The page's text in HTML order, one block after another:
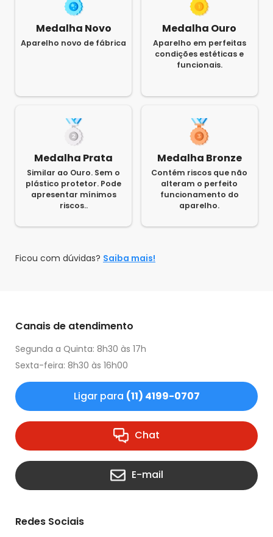
Medalha Novo
Aparelho novo de fábrica
Medalha Ouro
Aparelho em perfeitas
condições estéticas e
funcionais.
Medalha Prata
Similar ao Ouro. Sem o
plástico protetor. Pode
apresentar mínimos
riscos..
Medalha Bronze
Contém riscos que não
alteram o perfeito
funcionamento do
aparelho.
Ficou com dúvidas? Saiba mais!
Canais de atendimento
Segunda a Quinta: 8h30 às 17h
Sexta-feira: 8h30 às 16h00
Ligar para (11) 4199-0707
Chat
E-mail
Redes Sociais